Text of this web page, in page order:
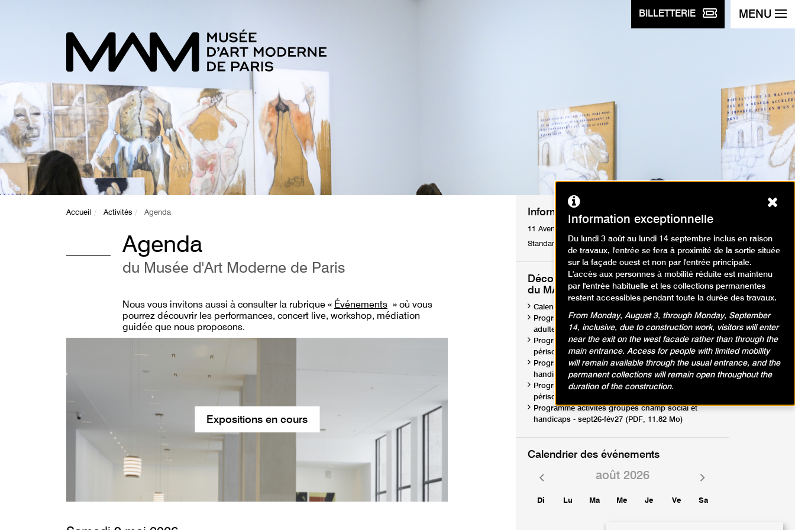
BILLETTERIE MENU
Accueil Activités Agenda
Agenda
du Musée d'Art Moderne de Paris
Nous vous invitons aussi à consulter la rubrique « Événements » où vous
pourrez découvrir les performances, concert live, workshop, médiation
guidée que nous proposons.
Expositions en cours
Informations pratiques
11 Avenue du Président Wilson 75116 Paris
Standard : Tél. +33 1 53 67 40 00
Découvrez les programmes d'activités
du MAM Paris !
Calendrier d'activités - avril-août26 (PDF, 1.88 Mo)
Programme activités en famille, enfants, ados,
adultes - avril-août26 (PDF, 12.57 Mo)
Programme activités groupes scolaires,
périscolaires - avril-août26 (PDF, 8.95 Mo)
Programme activités groupes champ social et
handicaps - avril-août26 (PDF, 9.44 Mo)
Programme activités groupes scolaires,
périscolaires - sept26-fév27 (PDF, 6.85 Mo)
Programme activités groupes champ social et
handicaps - sept26-fév27 (PDF, 11.82 Mo)
Calendrier des événements
août 2026
Di Lu Ma Me Je Ve Sa
Mois
Mois
Information exceptionnelle
Du lundi 3 août au lundi 14 septembre inclus en raison
de travaux, l'entrée se fera à proximité de la sortie située
sur la façade ouest et non par l'entrée principale.
L'accès aux personnes à mobilité réduite est maintenu
par l'entrée habituelle et les collections permanentes
restent accessibles pendant toute la durée des travaux.
From Monday, August 3, through Monday, September
14, inclusive, due to construction work, visitors will enter
near the exit on the west facade rather than through the
main entrance. Access for people with limited mobility
will remain available through the usual entrance, and the
permanent collections will remain open throughout the
duration of the construction.